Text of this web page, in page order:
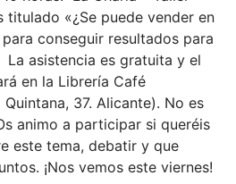
titulado «¿Se puede vender en
conseguir resultados para
asistencia es gratuita y el
en la Librería Café
37. Alicante). No es
animo a participar si queréis
este tema, debatir y que
¡Nos vemos este viernes!